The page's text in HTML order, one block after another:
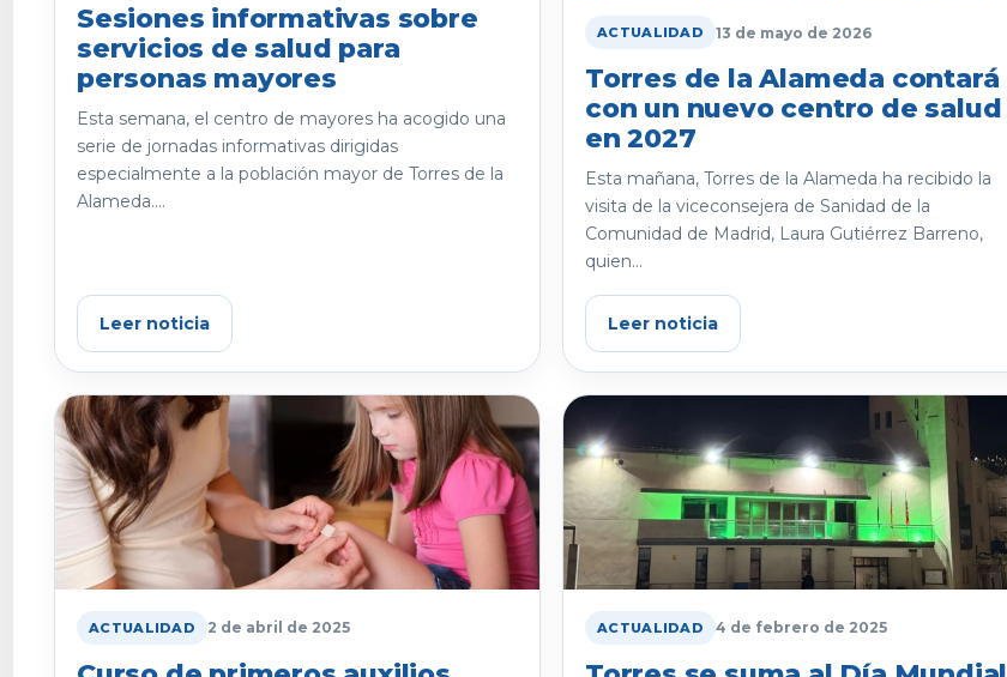
Sesiones informativas sobre
servicios de salud para
personas mayores
Esta semana, el centro de mayores ha acogido una
serie de jornadas informativas dirigidas
especialmente a la población mayor de Torres de la
Alameda....
Leer noticia
ACTUALIDAD 13 de mayo de 2026
Torres de la Alameda contará
con un nuevo centro de salud
en 2027
Esta mañana, Torres de la Alameda ha recibido la
visita de la viceconsejera de Sanidad de la
Comunidad de Madrid, Laura Gutiérrez Barreno,
quien...
Leer noticia
ACTUALIDAD 2 de abril de 2025 ACTUALIDAD 4 de febrero de 2025